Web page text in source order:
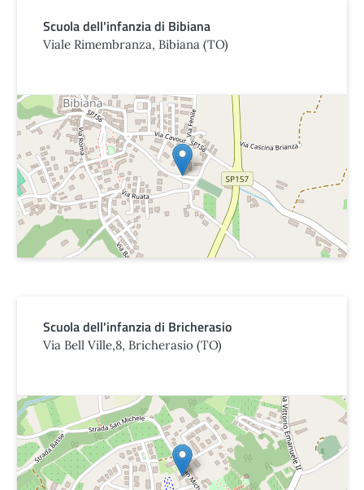
Scuola dell'infanzia di Bibiana
Viale Rimembranza, Bibiana (TO)
Scuola dell'infanzia di Bricherasio
Via Bell Ville,8, Bricherasio (TO)